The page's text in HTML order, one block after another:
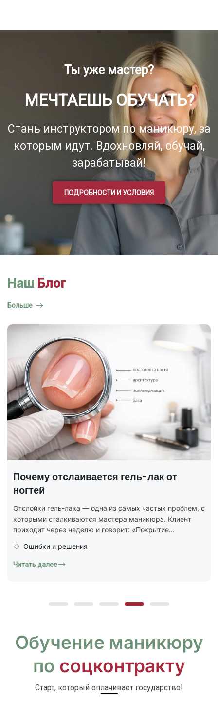
Ты уже мастер?
МЕЧТАЕШЬ ОБУЧАТЬ?
Стань инструктором по маникюру, за
которым идут. Вдохновляй, обучай,
зарабатывай!
ПОДРОБНОСТИ И УСЛОВИЯ
Наш Блог
Больше
ГОСТ на маникюр Р 72319-2025 —
В 2025 году был утверждён новый национальный
стандарт ГОСТ Р 72319-2025 «Услуги бытовые.
Ногтевой сервис. Карты типовых технологических
процессов. Общие...
Юридическая грамотность
Обучение маникюру
по соцконтракту
Старт, который оплачивает государство!